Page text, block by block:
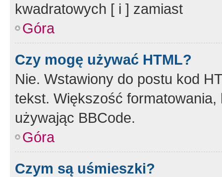
kwadratowych [ i ] zamiast
Góra
Czy mogę używać HTML?
Nie. Wstawiony do postu kod
tekst. Większość
używając BBCode.
Góra
Czym są uśmieszki?